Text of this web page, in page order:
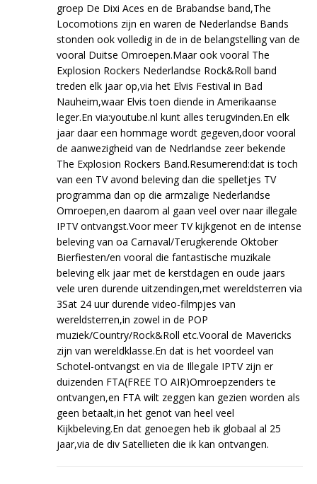
groep De Dixi Aces en de Brabandse band,The
Locomotions zijn en waren de Nederlandse Bands
stonden ook volledig in de in de belangstelling van de
vooral Duitse Omroepen.Maar ook vooral The
Explosion Rockers Nederlandse Rock&Roll band
treden elk jaar op,via het Elvis Festival in Bad
Nauheim,waar Elvis toen diende in Amerikaanse
leger.En via:youtube.nl kunt alles terugvinden.En elk
jaar daar een hommage wordt gegeven,door vooral
de aanwezigheid van de Nedrlandse zeer bekende
The Explosion Rockers Band.Resumerend:dat is toch
van een TV avond beleving dan die spelletjes TV
programma dan op die armzalige Nederlandse
Omroepen,en daarom al gaan veel over naar illegale
IPTV ontvangst.Voor meer TV kijkgenot en de intense
beleving van oa Carnaval/Terugkerende Oktober
Bierfiesten/en vooral die fantastische muzikale
beleving elk jaar met de kerstdagen en oude jaars
vele uren durende uitzendingen,met wereldsterren via
3Sat 24 uur durende video-filmpjes van
wereldsterren,in zowel in de POP
muziek/Country/Rock&Roll etc.Vooral de Mavericks
zijn van wereldklasse.En dat is het voordeel van
Schotel-ontvangst en via de Illegale IPTV zijn er
duizenden FTA(FREE TO AIR)Omroepzenders te
ontvangen,en FTA wilt zeggen kan gezien worden als
geen betaalt,in het genot van heel veel
Kijkbeleving.En dat genoegen heb ik globaal al 25
jaar,via de div Satellieten die ik kan ontvangen.